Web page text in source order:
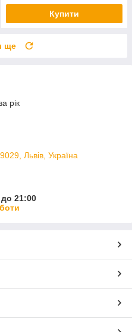
Купити
ще
рік
Львів, Україна
21:00